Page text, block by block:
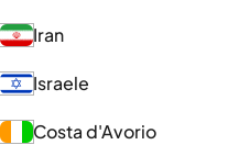
Iran
Israele
Costa d'Avorio